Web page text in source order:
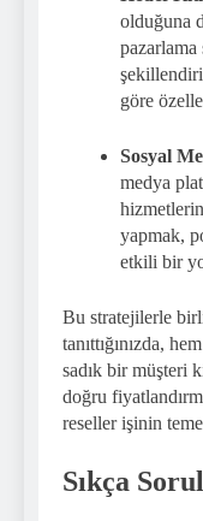
olduğuna
göre
Sosyal
medya
yapmak,
etkili bir
Bu stratejilerle
tanıttığınızda,
sadık bir müşteri
doğru
reseller işinin
Sıkça